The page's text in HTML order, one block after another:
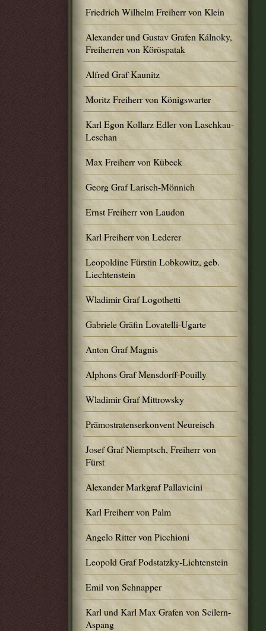
Friedrich Wilhelm Freiherr von Klein
Alexander und Gustav Grafen Kálnoky,
Freiherren von Köröspatak
Alfred Graf Kaunitz
Moritz Freiherr von Königswarter
Karl Egon Kollarz Edler von Laschkau-
Leschan
Max Freiherr von Kübeck
Georg Graf Larisch-Mönnich
Ernst Freiherr von Laudon
Karl Freiherr von Lederer
Leopoldine Fürstin Lobkowitz, geb.
Liechtenstein
Wladimir Graf Logothetti
Gabriele Gräfin Lovatelli-Ugarte
Anton Graf Magnis
Alphons Graf Mensdorff-Pouilly
Wladimir Graf Mittrowsky
Prämostratenserkonvent Neureisch
Josef Graf Niemptsch, Freiherr von
Fürst
Alexander Markgraf Pallavicini
Karl Freiherr von Palm
Angelo Ritter von Picchioni
Leopold Graf Podstatzky-Lichtenstein
Emil von Schnapper
Karl und Karl Max Grafen von Scilern-
Aspang